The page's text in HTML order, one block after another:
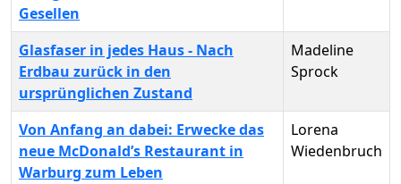
Gesellen
Glasfaser in jedes Haus - Nach
Erdbau zurück in den
ursprünglichen Zustand
Madeline
Sprock
Von Anfang an dabei: Erwecke das
neue McDonald’s Restaurant in
Warburg zum Leben
Lorena
Wiedenbruch